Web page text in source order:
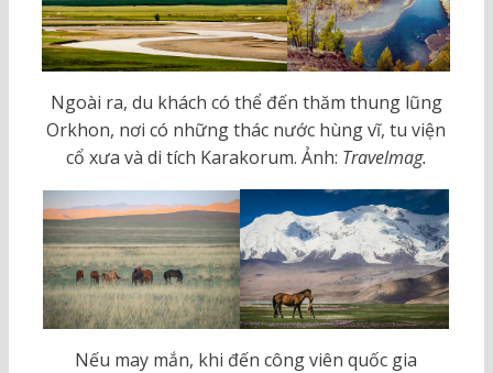
Ngoài ra, du khách có thể đến thăm thung lũng
Orkhon, nơi có những thác nước hùng vĩ, tu viện
cổ xưa và di tích Karakorum. Ảnh: Travelmag.
Nếu may mắn, khi đến công viên quốc gia